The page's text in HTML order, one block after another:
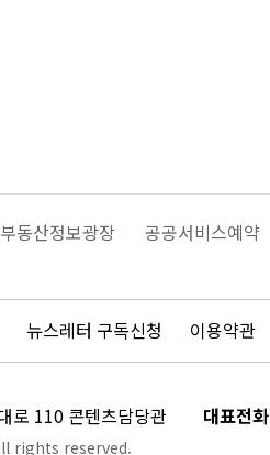
부동산정보광장 공공서비스예약
뉴스레터 구독신청 이용약관
로 110 콘텐츠담당관 대표전화
rights reserved.